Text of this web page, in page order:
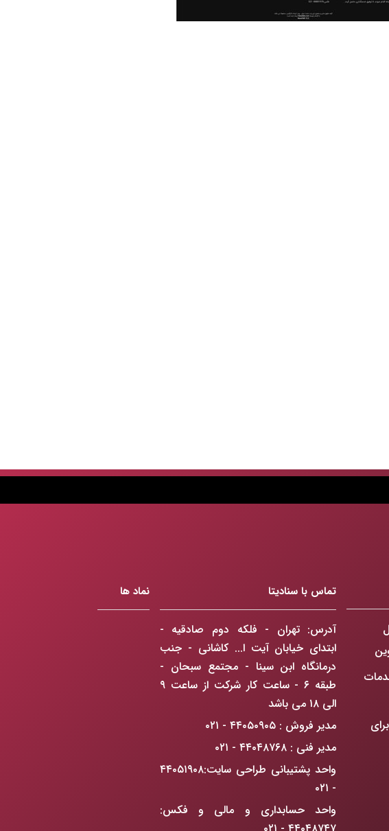
تماس با سنادیتا
آدرس: تهران - فلکه دوم صادقیه -
ابتدای خیابان آیت ا... کاشانی - جنب
درمانگاه ابن سینا - مجتمع سبحان -
طبقه ۶ - ساعت کار شرکت از ساعت ۹
الی ۱۸ می باشد
مدیر فروش : ۴۴۰۵۰۹۰۵ - ۰۲۱
مدیر فنی : ۴۴۰۴۸۷۶۸ - ۰۲۱
واحد پشتیبانی طراحی سایت:۴۴۰۵۱۹۰۸
- ۰۲۱
واحد حسابداری و مالی و فکس:
نماد ها